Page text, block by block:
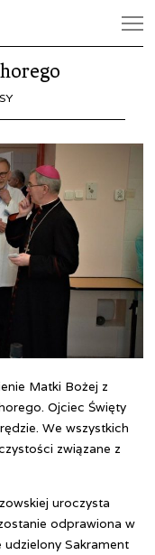
Matki Bożej z
Ojciec Święty
We wszystkich
związane z
uroczysta
odprawiona w
Sakrament